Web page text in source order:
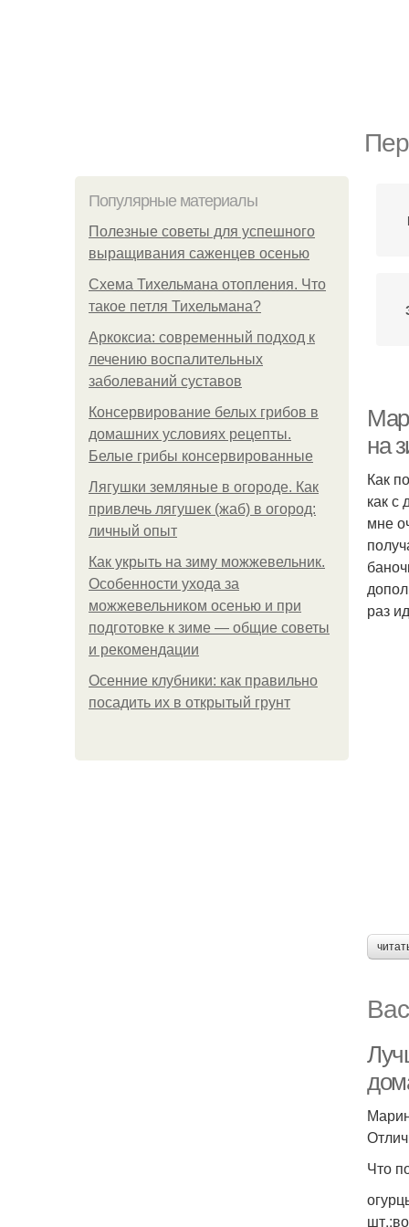
Популярные материалы
Полезные советы для успешного
выращивания саженцев осенью
Схема Тихельмана отопления. Что
такое петля Тихельмана?
Аркоксиа: современный подход к
лечению воспалительных
заболеваний суставов
Консервирование белых грибов в
домашних условиях рецепты.
Белые грибы консервированные
Лягушки земляные в огороде. Как
привлечь лягушек (жаб) в огород:
личный опыт
Как укрыть на зиму можжевельник.
Особенности ухода за
можжевельником осенью и при
подготовке к зиме — общие советы
и рекомендации
Осенние клубники: как правильно
посадить их в открытый грунт
на
Как
как с
мне
раз
Что